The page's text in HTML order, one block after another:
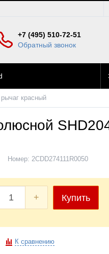
+7 (495) 510-72-51
Обратный звонок
красный
Номер: 2CDD274111R0050
+ Купить
К сравнению